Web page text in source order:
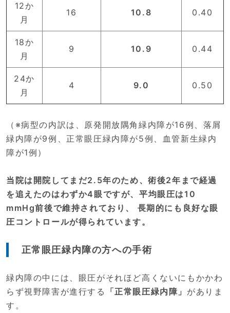
12か
月
16 10.8 0.40
18か
月
9 10.9 0.44
24か
月
4 9.0 0.50
（※病型の内訳は、原発開放隅角緑内障が16例、落屑
緑内障が9例、正常眼圧緑内障が5例、血管新生緑内
障が1例）
当院は開院してまだ2.5年のため、術後2年まで経過
を追えたのはわずか4眼ですが、平均眼圧は10
mmHg前後で維持されており、 長期的にも良好な眼
圧コントロールが得られています。
正常眼圧緑内障の方への手術
緑内障の中には、眼圧がそれほど高くないにもかかわ
らず視野障害が進行する
「正常眼圧緑内障」 がありま
す。